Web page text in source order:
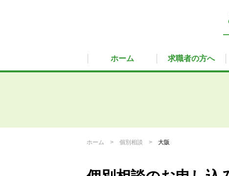
ホーム 求職者の方へ
ホーム 個別相談 大阪